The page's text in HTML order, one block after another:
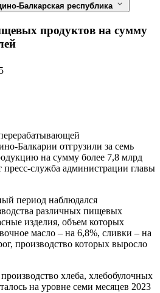
Балкарская республика
продуктов на сумму
Балкарии отгрузили за семь
на сумму более 7,8 млрд
служба администрации главы
период наблюдался
различных пищевых
изделия, объем которых
масло – на 6,8%, сливки – на
производство которых выросло
хлеба, хлебобулочных
на уровне семи месяцев 2023